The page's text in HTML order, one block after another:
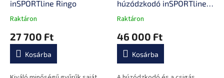
inSPORTline Ringo
A
átlagos
értékelése
Raktáron
27 700 Ft
Kosárba
húzódzkodó inSPORTline
RK180
A
átlagos
értékelése
Raktáron
46 000 Ft
Kosárba